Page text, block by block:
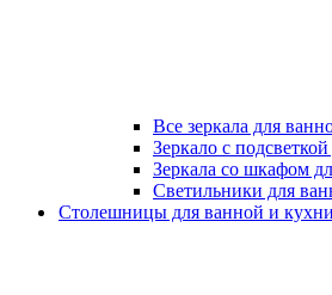
Все зеркала для
Зеркало с
Зеркала со шкафом
Светильники для
Столешницы для ванной и кухни